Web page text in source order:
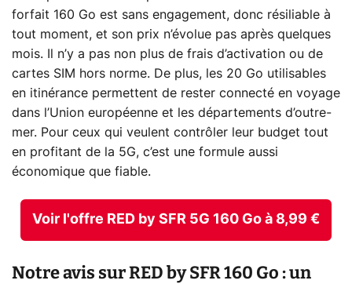
forfait 160 Go est sans engagement, donc résiliable à
tout moment, et son prix n’évolue pas après quelques
mois. Il n’y a pas non plus de frais d’activation ou de
cartes SIM hors norme. De plus, les 20 Go utilisables
en itinérance permettent de rester connecté en voyage
dans l’Union européenne et les départements d’outre-
mer. Pour ceux qui veulent contrôler leur budget tout
en profitant de la 5G, c’est une formule aussi
économique que fiable.
Voir l'offre RED by SFR 5G 160 Go à 8,99 €
Notre avis sur RED by SFR 160 Go : un